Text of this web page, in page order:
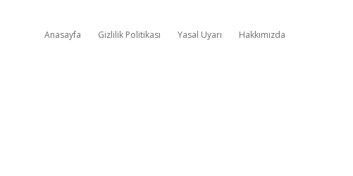
Anasayfa Gizlilik Politikası Yasal Uyarı Hakkımızda